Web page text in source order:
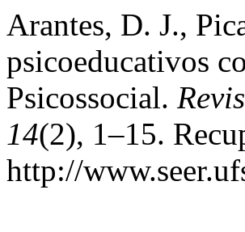
Arantes, D. J.,
psicoeducativos
Psicossocial.
14(2), 1–15.
http://